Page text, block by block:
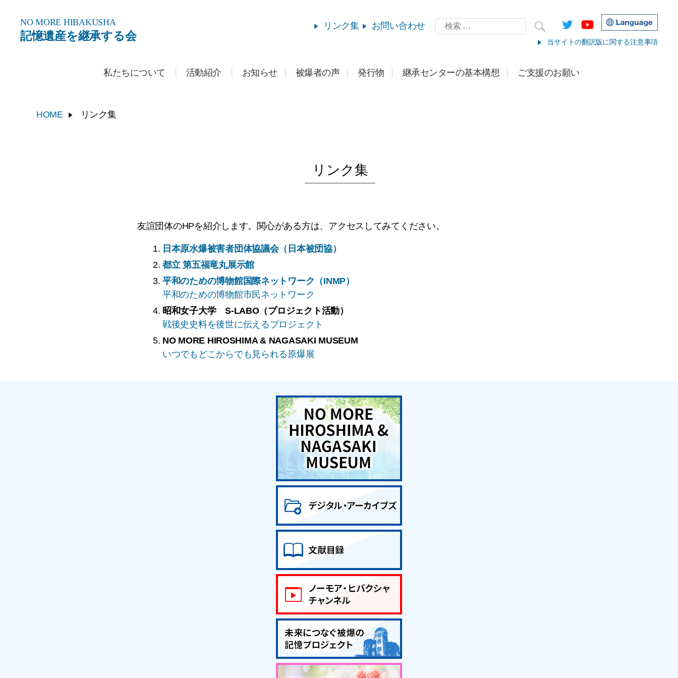
NO MORE HIBAKUSHA
記憶遺産を継承する会
リンク集 お問い合わせ
当サイトの翻訳版に関する注意事項
私たちについて 活動紹介 お知らせ 被爆者の声 発行物 継承センターの基本構想 ご支援のお願い
HOME リンク集
リンク集
友諠団体のHPを紹介します。関心がある方は、アクセスしてみてください。
日本原水爆被害者団体協議会（日本被団協）
都立 第五福竜丸展示館
平和のための博物館国際ネットワーク（INMP）
平和のための博物館市民ネットワーク
昭和女子大学 S‐LABO（プロジェクト活動）
戦後史史料を後世に伝えるプロジェクト
NO MORE HIROSHIMA & NAGASAKI MUSEUM
いつでもどこからでも見られる原爆展